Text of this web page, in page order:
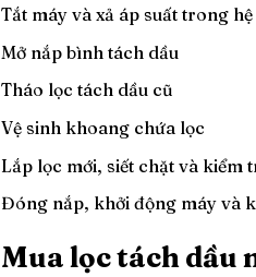
Tắt máy và xả áp suất trong
Mở nắp bình tách dầu
Tháo lọc tách dầu cũ
Vệ sinh khoang chứa lọc
Lắp lọc mới, siết chặt và kiểm
Đóng nắp, khởi động máy và
Mua lọc tách dầu